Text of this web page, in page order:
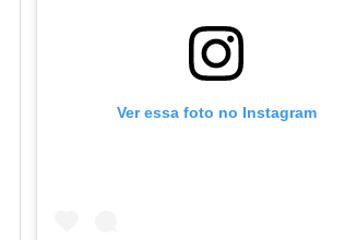
Ver essa foto no Instagram